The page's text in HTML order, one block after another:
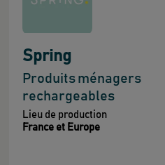
Spring
Produits ménagers
rechargeables
Lieu de production
France et Europe